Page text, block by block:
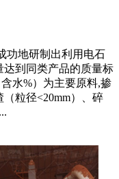
功地研制出利用电石
达到同类产品的质量标
水%）为主要原料,掺
粒径<20mm）、碎